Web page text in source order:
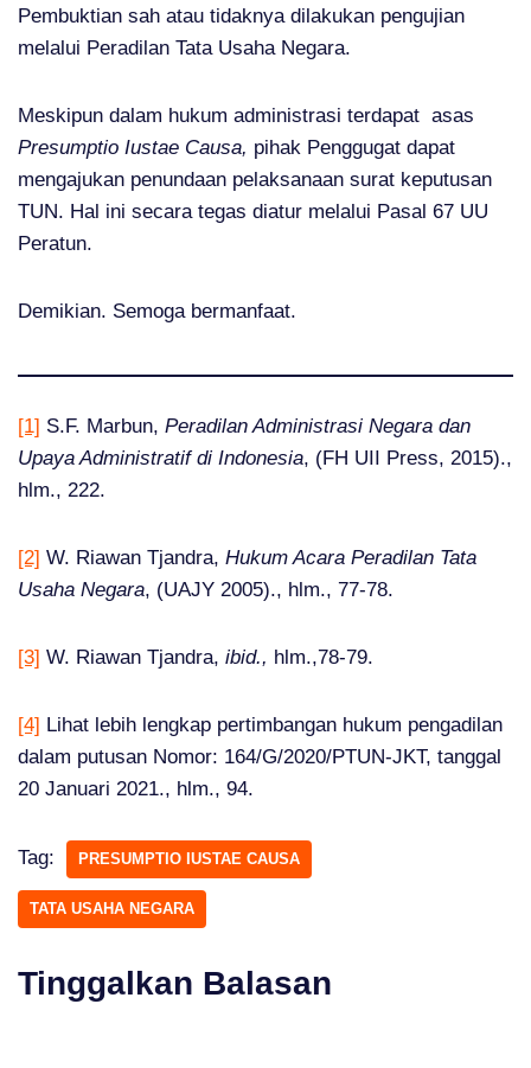
Pembuktian sah atau tidaknya dilakukan pengujian
melalui Peradilan Tata Usaha Negara.
Meskipun dalam hukum administrasi terdapat asas
Presumptio Iustae Causa, pihak Penggugat dapat
mengajukan penundaan pelaksanaan surat keputusan
TUN. Hal ini secara tegas diatur melalui Pasal 67 UU
Peratun.
Demikian. Semoga bermanfaat.
[1] S.F. Marbun, Peradilan Administrasi Negara dan
Upaya Administratif di Indonesia, (FH UII Press, 2015).,
hlm., 222.
[2] W. Riawan Tjandra, Hukum Acara Peradilan Tata
Usaha Negara, (UAJY 2005)., hlm., 77-78.
[3] W. Riawan Tjandra, ibid., hlm.,78-79.
[4] Lihat lebih lengkap pertimbangan hukum pengadilan
dalam putusan Nomor: 164/G/2020/PTUN-JKT, tanggal
20 Januari 2021., hlm., 94.
Tag: PRESUMPTIO IUSTAE CAUSA
TATA USAHA NEGARA
Tinggalkan Balasan